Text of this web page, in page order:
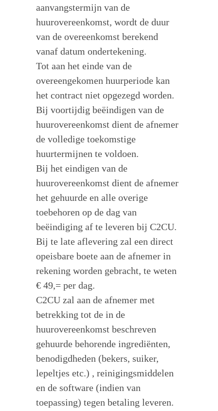
aanvangstermijn van de
huurovereenkomst, wordt de duur
van de overeenkomst berekend
vanaf datum ondertekening.
Tot aan het einde van de
overeengekomen huurperiode kan
het contract niet opgezegd worden.
Bij voortijdig beëindigen van de
huurovereenkomst dient de afnemer
de volledige toekomstige
huurtermijnen te voldoen.
Bij het eindigen van de
huurovereenkomst dient de afnemer
het gehuurde en alle overige
toebehoren op de dag van
beëindiging af te leveren bij C2CU.
Bij te late aflevering zal een direct
opeisbare boete aan de afnemer in
rekening worden gebracht, te weten
€ 49,= per dag.
C2CU zal aan de afnemer met
betrekking tot de in de
huurovereenkomst beschreven
gehuurde behorende ingrediënten,
benodigdheden (bekers, suiker,
lepeltjes etc.) , reinigingsmiddelen
en de software (indien van
toepassing) tegen betaling leveren.